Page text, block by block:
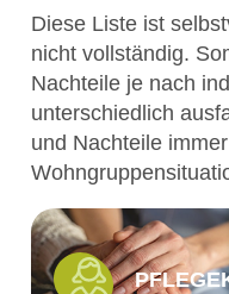
Diese Liste ist
nicht vollständig.
Nachteile je nach
unterschiedlich
und Nachteile